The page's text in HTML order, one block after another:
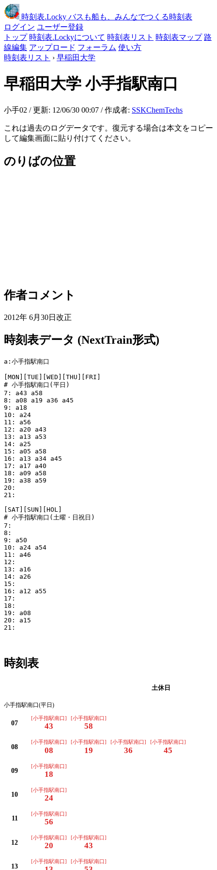
時刻表.Locky バスも船も、みんなでつくる時刻表
ログイン ユーザー登録
トップ 時刻表.Lockyについて 時刻表リスト 時刻表マップ 路
線編集 アップロード フォーラム 使い方
時刻表リスト › 早稲田大学
早稲田大学 小手指駅南口
小手02 / 更新: 12/06/30 00:07 / 作成者: SSKChemTechs
これは過去のログデータです。復元する場合は本文をコピー
して編集画面に貼り付けてください。
のりばの位置
作者コメント
2012年 6月30日改正
時刻表データ (NextTrain形式)
a:小手指駅南口
[MON][TUE][WED][THU][FRI]
# 小手指駅南口(平日)
7: a43 a58
8: a08 a19 a36 a45
9: a18
10: a24
11: a56
12: a20 a43
13: a13 a53
14: a25
15: a05 a58
16: a13 a34 a45
17: a17 a40
18: a09 a58
19: a38 a59
20:
21:
[SAT][SUN][HOL]
# 小手指駅南口(土曜・日祝日)
7:
8:
9: a50
10: a24 a54
11: a46
12:
13: a16
14: a26
15:
16: a12 a55
17:
18:
19: a08
20: a15
21:
時刻表
土休日
小手指駅南口(平日)
07
[小手指駅南口]
43
[小手指駅南口]
58
08
[小手指駅南口]
08
[小手指駅南口]
19
[小手指駅南口]
36
[小手指駅南口]
45
09
[小手指駅南口]
18
10
[小手指駅南口]
24
11
[小手指駅南口]
56
12
[小手指駅南口]
20
[小手指駅南口]
43
13
[小手指駅南口] [小手指駅南口]